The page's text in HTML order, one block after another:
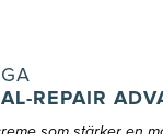
REPAIR